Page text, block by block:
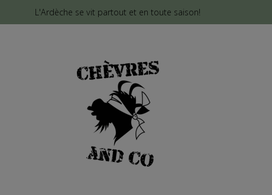
L'Ardèche se vit partout et en toute saison!